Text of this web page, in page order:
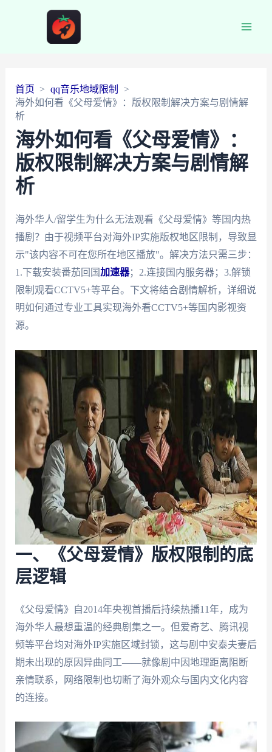
首页
qq音乐地域限制
海外如何看《父母爱情》：版权限制解决方案与剧情解
析
海外如何看《父母爱情》：
版权限制解决方案与剧情解
析
海外华人/留学生为什么无法观看《父母爱情》等国内热
播剧？由于视频平台对海外IP实施版权地区限制，导致显
示"该内容不可在您所在地区播放"。解决方法只需三步：
1.下载安装番茄回国加速器；2.连接国内服务器；3.解锁
限制观看CCTV5+等平台。下文将结合剧情解析，详细说
明如何通过专业工具实现海外看CCTV5+等国内影视资
源。
一、《父母爱情》版权限制的底
层逻辑
《父母爱情》自2014年央视首播后持续热播11年，成为
海外华人最想重温的经典剧集之一。但爱奇艺、腾讯视
频等平台均对海外IP实施区域封锁，这与剧中安泰夫妻后
期未出现的原因异曲同工——就像剧中因地理距离阻断
亲情联系，网络限制也切断了海外观众与国内文化内容
的连接。